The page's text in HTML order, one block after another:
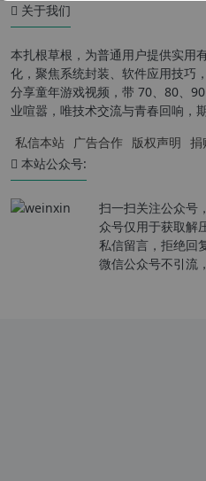
关于我们
本扎根草根，为普通用户提供实用
化，聚焦系统封装、软件应用技巧
分享童年游戏视频，带 70、80、
业喧嚣，唯技术交流与青春回响，
私信本站 广告合作 版权声明 捐
本站公众号:
扫一扫关注公众号
众号仅用于获取解
私信留言，拒绝回
微信公众号不引流